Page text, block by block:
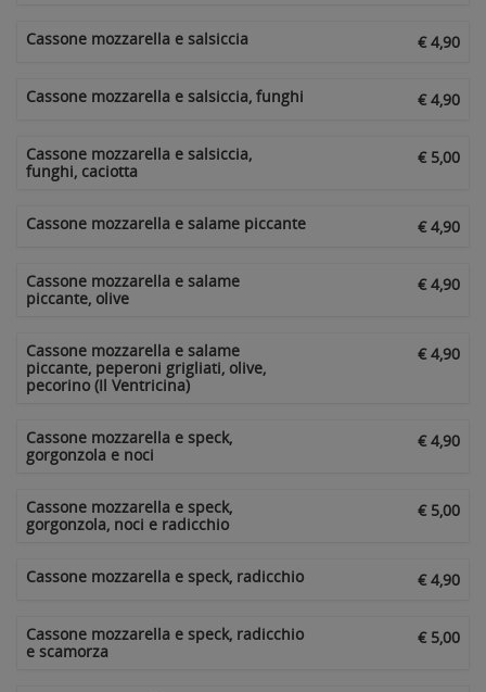
Cassone mozzarella e salsiccia € 4,90
Cassone mozzarella e salsiccia, funghi € 4,90
Cassone mozzarella e salsiccia,
funghi, caciotta
€ 5,00
Cassone mozzarella e salame piccante € 4,90
Cassone mozzarella e salame
piccante, olive
€ 4,90
Cassone mozzarella e salame
piccante, peperoni grigliati, olive,
pecorino (Il Ventricina)
€ 4,90
Cassone mozzarella e speck,
gorgonzola e noci
€ 4,90
Cassone mozzarella e speck,
gorgonzola, noci e radicchio
€ 5,00
Cassone mozzarella e speck, radicchio € 4,90
Cassone mozzarella e speck, radicchio
e scamorza
€ 5,00